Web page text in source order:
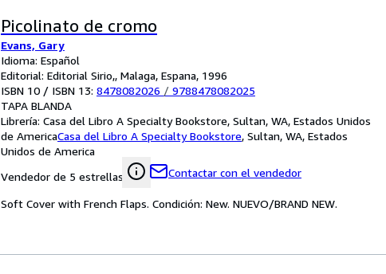
Picolinato de cromo
Evans, Gary
Idioma: Español
Editorial: Editorial Sirio,, Malaga, Espana, 1996
ISBN 10 / ISBN 13: 8478082026 / 9788478082025
TAPA BLANDA
Librería: Casa del Libro A Specialty Bookstore, Sultan, WA, Estados Unidos
de AmericaCasa del Libro A Specialty Bookstore, Sultan, WA, Estados
Unidos de America
Vendedor de 5 estrellas
Contactar con el vendedor
Soft Cover with French Flaps. Condición: New. NUEVO/BRAND NEW.